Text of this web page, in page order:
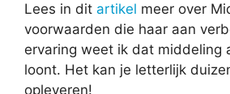
Lees in dit artikel meer over
voorwaarden die haar aan
ervaring weet ik dat middeling
loont. Het kan je letterlijk
opleveren!